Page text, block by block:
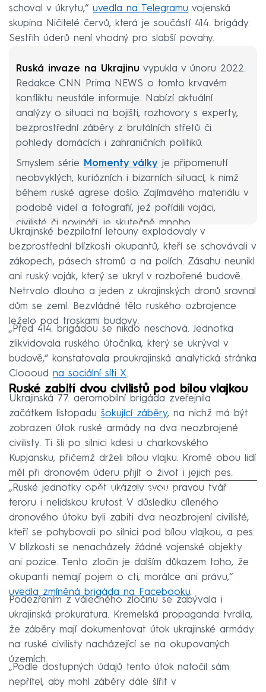
schoval v úkrytu,“ uvedla na Telegramu vojenská
skupina Ničitelé červů, která je součástí 414. brigády.
Sestřih úderů není vhodný pro slabší povahy.
Ruská invaze na Ukrajinu vypukla v únoru 2022.
Redakce CNN Prima NEWS o tomto krvavém
konfliktu neustále informuje. Nabízí aktuální
analýzy o situaci na bojišti, rozhovory s experty,
bezprostřední záběry z brutálních střetů či
pohledy domácích i zahraničních politiků.
Smyslem série Momenty války je připomenutí
neobvyklých, kuriózních i bizarních situací, k nimž
během ruské agrese došlo. Zajímavého materiálu v
podobě videí a fotografií, jež pořídili vojáci,
civilisté či novináři, je skutečně mnoho.
Ukrajinské bezpilotní letouny explodovaly v
bezprostřední blízkosti okupantů, kteří se schovávali v
zákopech, pásech stromů a na polích. Zásahu neunikl
ani ruský voják, který se ukryl v rozbořené budově.
Netrvalo dlouho a jeden z ukrajinských dronů srovnal
dům se zemí. Bezvládné tělo ruského ozbrojence
leželo pod troskami budovy.
„Před 414. brigádou se nikdo neschová. Jednotka
zlikvidovala ruského útočníka, který se ukrýval v
budově,“ konstatovala proukrajinská analytická stránka
Cloooud na sociální síti X.
Ruské zabití dvou civilistů pod bílou vlajkou
Ukrajinská 77. aeromobilní brigáda zveřejnila
začátkem listopadu šokující záběry, na nichž má být
zobrazen útok ruské armády na dva neozbrojené
civilisty. Ti šli po silnici kdesi u charkovského
Kupjansku, přičemž drželi bílou vlajku. Kromě obou lidí
měl při dronovém úderu přijít o život i jejich pes.
Failed to fetch
„Ruské jednotky opět ukázaly svou pravou tvář
teroru i nelidskou krutost. V důsledku cíleného
dronového útoku byli zabiti dva neozbrojení civilisté,
kteří se pohybovali po silnici pod bílou vlajkou, a pes.
V blízkosti se nenacházely žádné vojenské objekty
ani pozice. Tento zločin je dalším důkazem toho, že
okupanti nemají pojem o cti, morálce ani právu,“
uvedla zmíněná brigáda na Facebooku.
Podezřením z válečného zločinu se zabývala i
ukrajinská prokuratura. Kremelská propaganda tvrdila,
že záběry mají dokumentovat útok ukrajinské armády
na ruské civilisty nacházející se na okupovaných
územích.
„Podle dostupných údajů tento útok natočil sám
nepřítel, aby mohl záběry dále šířit v